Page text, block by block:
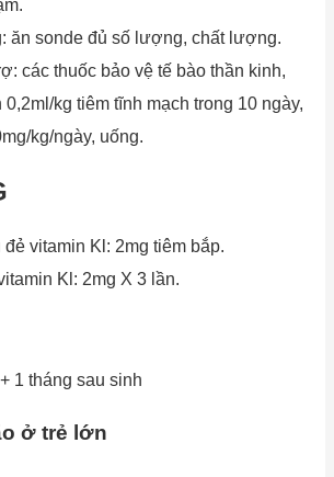
ăn sonde đủ số lượng, chất lượng.
các thuốc bảo vệ tế bào thần kinh,
kg tiêm tĩnh mạch trong 10 ngày,
kg/ngày, uống.
vitamin Kl: 2mg tiêm bắp.
Kl: 2mg X 3 lần.
1 tháng sau sinh
ở trẻ lớn